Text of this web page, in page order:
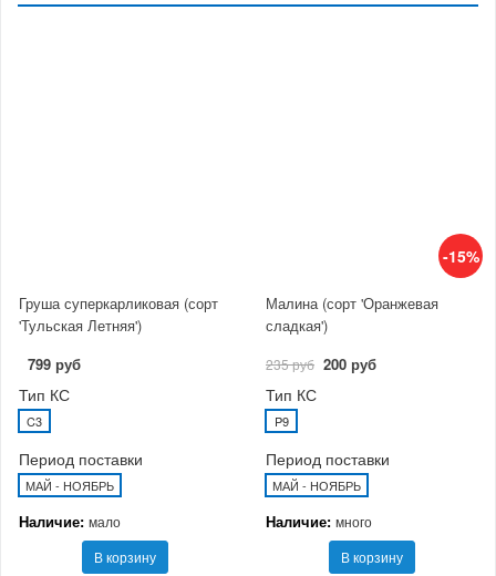
Груша суперкарликовая (сорт
'Тульская Летняя')
799 руб
Тип КС
C3
Период поставки
МАЙ - НОЯБРЬ
Наличие: мало
В корзину
-15%
Малина (сорт 'Оранжевая
сладкая')
235 руб 200 руб
Тип КС
P9
Период поставки
МАЙ - НОЯБРЬ
Наличие: много
В корзину